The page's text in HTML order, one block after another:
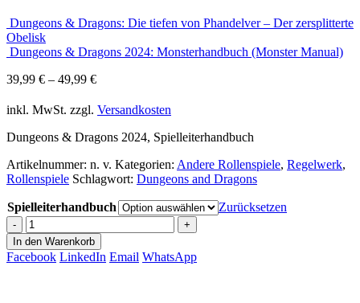
Dungeons & Dragons: Die tiefen von Phandelver – Der zersplitterte
Obelisk
Dungeons & Dragons 2024: Monsterhandbuch (Monster Manual)
39,99 € – 49,99 €
inkl. MwSt. zzgl. Versandkosten
Dungeons & Dragons 2024, Spielleiterhandbuch
Artikelnummer: n. v. Kategorien: Andere Rollenspiele, Regelwerk,
Rollenspiele Schlagwort: Dungeons and Dragons
Spielleiterhandbuch Zurücksetzen
-
+
In den Warenkorb
Facebook LinkedIn Email WhatsApp